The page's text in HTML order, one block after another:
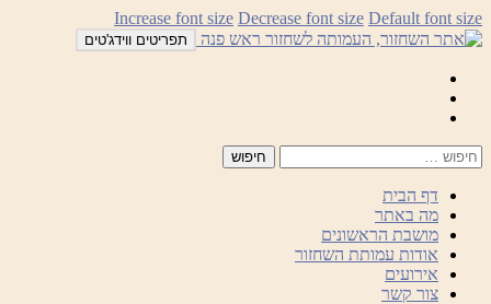
לדלג
לתוכן
Increase font size Decrease font size Default font size
תפריטים ווידג'טים
דף הבית
מה באתר
מושבת הראשונים
אודות עמותת השחזור
אירועים
צור קשר